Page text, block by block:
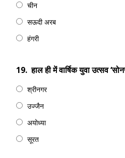
चीन
सऊदी अरब
हंगरी
19. हाल ही में वार्षिक युवा उत्सव
श्रीनगर
उज्जैन
अयोध्या
सूरत